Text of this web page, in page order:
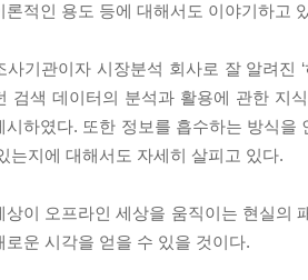
론적인 용도 등에 대해서도 이야기하고
사기관이자 시장분석 회사로 잘 알려진
검색 데이터의 분석과 활용에 관한 지
시하였다. 또한 정보를 흡수하는 방식
는지에 대해서도 자세히 살피고 있다.
상이 오프라인 세상을 움직이는 현실의
로운 시각을 얻을 수 있을 것이다.